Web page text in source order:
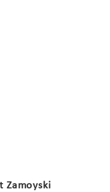
Zamoyski